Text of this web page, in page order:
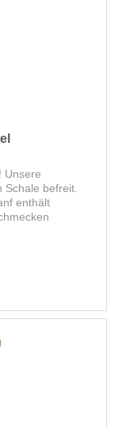
Unsere
Schale befreit.
enthält